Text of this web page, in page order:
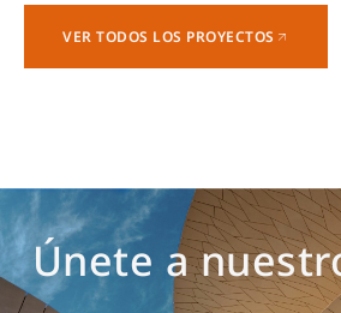
VER TODOS LOS PROYECTOS
Únete a